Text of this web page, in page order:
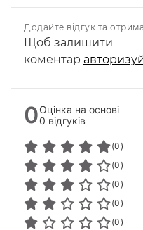
Додайте відгук та
Щоб залишити
коментар
0Оцінка на основі
0 відгуків
(0)
(0)
(0)
(0)
(0)